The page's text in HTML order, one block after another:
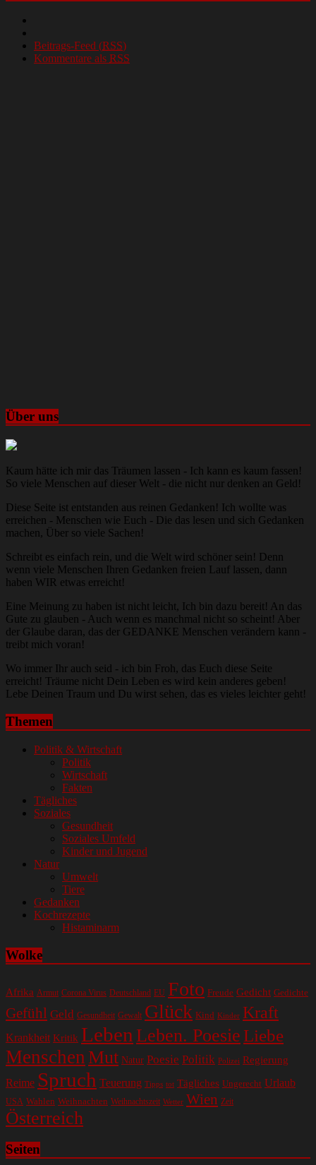
Beitrags-Feed (RSS)
Kommentare als RSS
Über uns
Kaum hätte ich mir das Träumen lassen - Ich kann es kaum fassen!
So viele Menschen auf dieser Welt - die nicht nur denken an Geld!
Diese Seite ist entstanden aus reinen Gedanken! Ich wollte was
erreichen - Menschen wie Euch - Die das lesen und sich Gedanken
machen, Über so viele Sachen!
Schreibt es einfach rein, und die Welt wird schöner sein! Denn
wenn viele Menschen Ihren Gedanken freien Lauf lassen, dann
haben WIR etwas erreicht!
Eine Meinung zu haben ist nicht leicht, Ich bin dazu bereit! An das
Gute zu glauben - Auch wenn es manchmal nicht so scheint! Aber
der Glaube daran, das der GEDANKE Menschen verändern kann -
treibt mich voran!
Wo immer Ihr auch seid - ich bin Froh, das Euch diese Seite
erreicht! Träume nicht Dein Leben es wird kein anderes geben!
Lebe Deinen Traum und Du wirst sehen, das es vieles leichter geht!
Themen
Politik & Wirtschaft
Politik
Wirtschaft
Fakten
Tägliches
Soziales
Gesundheit
Soziales Umfeld
Kinder und Jugend
Natur
Umwelt
Tiere
Gedanken
Kochrezepte
Histaminarm
Wolke
Afrika Armut Corona Virus Deutschland EU Foto Freude Gedicht Gedichte
Gefühl Geld Gesundheit Gewalt Glück Kind Kinder Kraft
Krankheit Kritik Leben Leben. Poesie Liebe
Menschen Mut Natur Poesie Politik Polizei Regierung
Reime Spruch Teuerung Tipps tot Tägliches Ungerecht Urlaub
USA Wahlen Weihnachten Weihnachtszeit Wetter Wien Zeit
Österreich
Seiten